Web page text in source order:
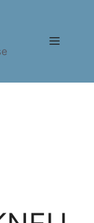
Meniu